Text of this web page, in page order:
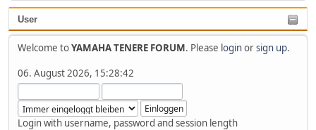
User
Welcome toYAMAHA TENERE FORUM. Please loginorsign up.
06. August 2026, 15:28:42
Login with username, password and session length